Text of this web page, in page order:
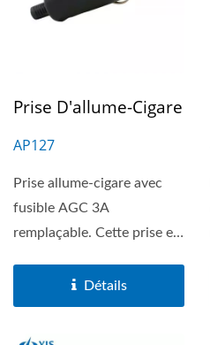
Prise D'allume-Cigare
AP127
Prise allume-cigare avec
fusible AGC 3A
remplaçable. Cette prise est
Détails